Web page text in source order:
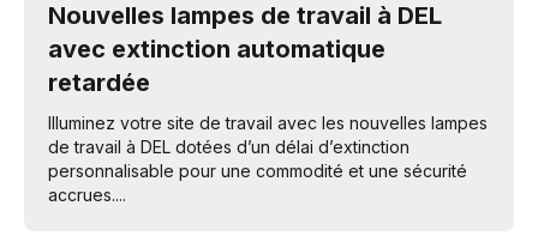
Nouvelles lampes de travail à DEL
avec extinction automatique
retardée
Illuminez votre site de travail avec les nouvelles lampes
de travail à DEL dotées d’un délai d’extinction
personnalisable pour une commodité et une sécurité
accrues....